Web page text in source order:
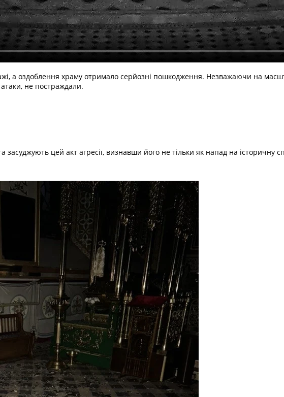
а оздоблення храму отримало серйозні пошкодження. Незважаючи на
не постраждали.
засуджують цей акт агресії, визнавши його не тільки як напад на історичну